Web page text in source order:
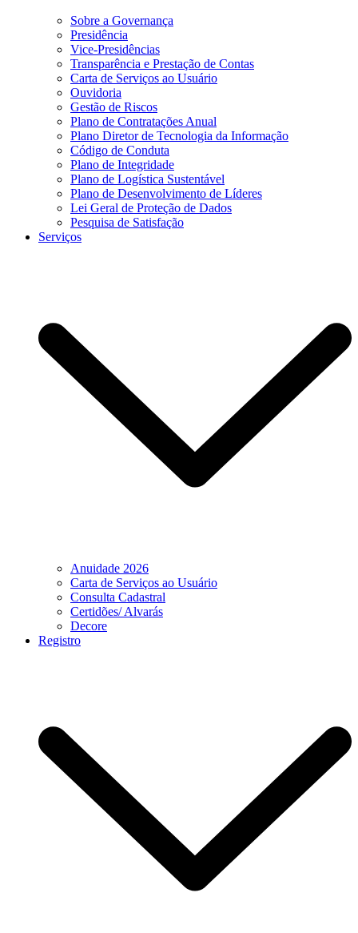
Sobre a Governança
Presidência
Vice-Presidências
Transparência e Prestação de Contas
Carta de Serviços ao Usuário
Ouvidoria
Gestão de Riscos
Plano de Contratações Anual
Plano Diretor de Tecnologia da Informação
Código de Conduta
Plano de Integridade
Plano de Logística Sustentável
Plano de Desenvolvimento de Líderes
Lei Geral de Proteção de Dados
Pesquisa de Satisfação
Serviços
Anuidade 2026
Carta de Serviços ao Usuário
Consulta Cadastral
Certidões/ Alvarás
Decore
Registro